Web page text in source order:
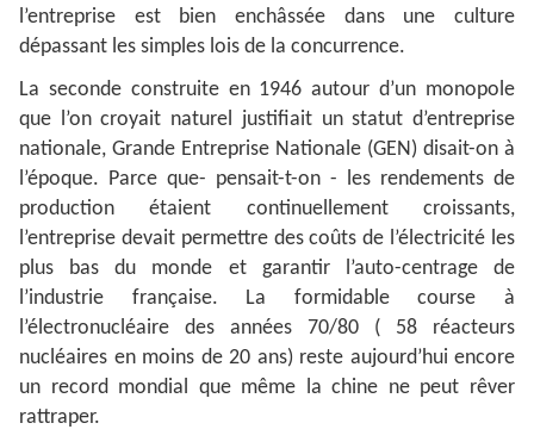
l’entreprise est bien enchâssée dans une culture
dépassant les simples lois de la concurrence.
La seconde construite en 1946 autour d’un monopole
que l’on croyait naturel justifiait un statut d’entreprise
nationale, Grande Entreprise Nationale (GEN) disait-on à
l’époque. Parce que- pensait-t-on - les rendements de
production étaient continuellement croissants,
l’entreprise devait permettre des coûts de l’électricité les
plus bas du monde et garantir l’auto-centrage de
l’industrie française. La formidable course à
l’électronucléaire des années 70/80 ( 58 réacteurs
nucléaires en moins de 20 ans) reste aujourd’hui encore
un record mondial que même la chine ne peut rêver
rattraper.